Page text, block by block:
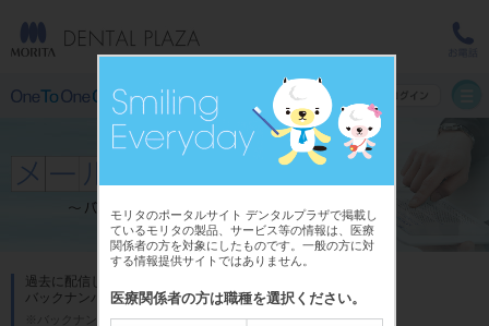
モリタのポータルサイト デンタルプラザで掲載し
ているモリタの製品、サービス等の情報は、医療
関係者の方を対象にしたものです。一般の方に対
する情報提供サイトではありません。
医療関係者の方は職種を選択ください。
過去に配信した「One To One Club メール」の
バックナンバーです。
※バックナンバーの内容は発行時のものであり、